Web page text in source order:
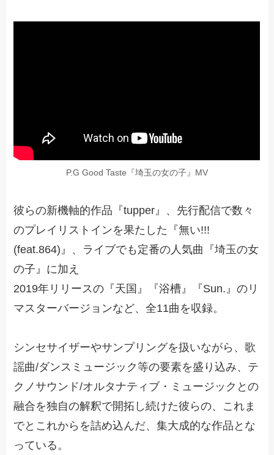
P.G Good Taste『埼玉の女の子』MV
彼らの新機軸的作品『tupper』、先行配信で数々
のプレイリストインを果たした『無い!!!
(feat.864)』、ライブでも定番の人気曲『埼玉の女
の子』に加え
2019年リリースの『天国』『浴槽』『Sun.』のリ
マスターバージョンなど、全11曲を収録。
シンセサイザーやサンプリングを扱いながら、歌
謡曲/ダンスミュージック等の要素を盛り込み、テ
クノサウンド/オルタナティブ・ミュージックとの
融合を独自の解釈で開拓し続けた彼らの、これま
でとこれからを詰め込んだ、集大成的な作品とな
っている。